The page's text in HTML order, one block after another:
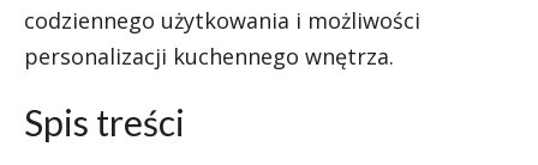
codziennego użytkowania i możliwości
personalizacji kuchennego wnętrza.
Spis treści